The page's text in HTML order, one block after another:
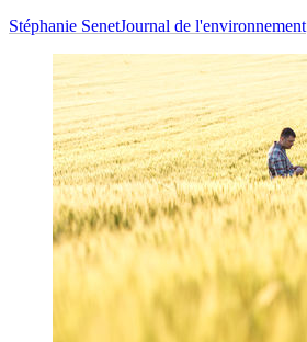
Stéphanie SenetJournal de l'environnement